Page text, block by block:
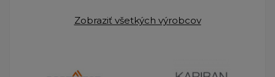
Zobraziť všetkých výrobcov